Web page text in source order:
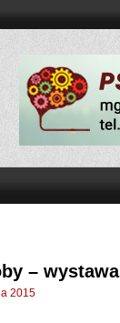
– wystawa
2015